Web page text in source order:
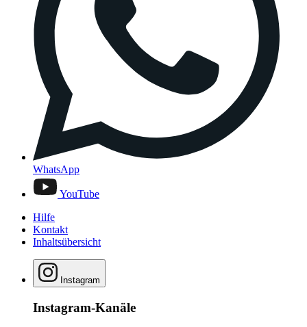
WhatsApp
YouTube
Hilfe
Kontakt
Inhaltsübersicht
Instagram
Instagram-Kanäle